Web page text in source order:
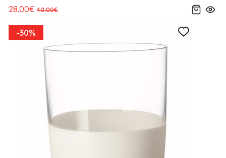
28.00€ 40.00€
-30%